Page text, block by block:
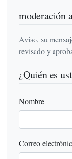
moderación
Aviso, su
revisado y
¿Quién es
Nombre
Correo